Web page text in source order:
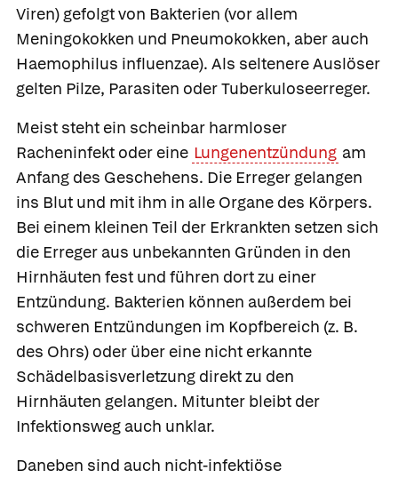
Viren) gefolgt von Bakterien (vor allem
Meningokokken und Pneumokokken, aber auch
Haemophilus influenzae). Als seltenere Auslöser
gelten Pilze, Parasiten oder Tuberkuloseerreger.
Meist steht ein scheinbar harmloser
Racheninfekt oder eine Lungenentzündung am
Anfang des Geschehens. Die Erreger gelangen
ins Blut und mit ihm in alle Organe des Körpers.
Bei einem kleinen Teil der Erkrankten setzen sich
die Erreger aus unbekannten Gründen in den
Hirnhäuten fest und führen dort zu einer
Entzündung. Bakterien können außerdem bei
schweren Entzündungen im Kopfbereich (z. B.
des Ohrs) oder über eine nicht erkannte
Schädelbasisverletzung direkt zu den
Hirnhäuten gelangen. Mitunter bleibt der
Infektionsweg auch unklar.
Daneben sind auch nicht-infektiöse